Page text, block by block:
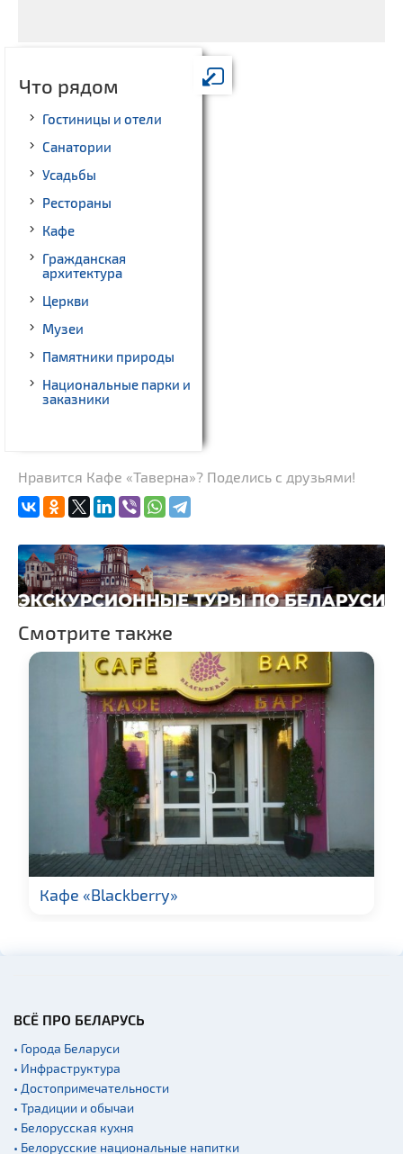
Что рядом
Гостиницы и отели
Санатории
Усадьбы
Рестораны
Кафе
Гражданская
архитектура
Церкви
Музеи
Памятники природы
Национальные парки и
заказники
Нравится Кафе «Таверна»? Поделись с друзьями!
Смотрите также
Кафе «Blackberry»
ВСЁ ПРО БЕЛАРУСЬ
• Города Беларуси
• Инфраструктура
• Достопримечательности
• Традиции и обычаи
• Белорусская кухня
• Белорусские национальные напитки